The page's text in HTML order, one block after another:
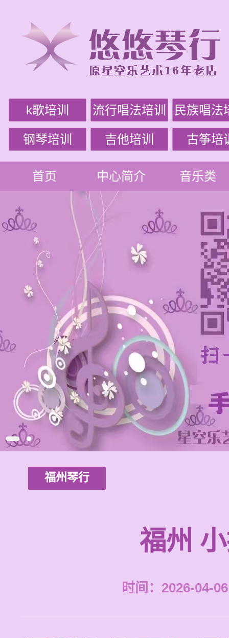
k歌培训 流行唱法培训 民族唱法
钢琴培训 吉他培训 古筝培
首页 中心简介 音乐类
福州琴行
福州
时间：2026-04-